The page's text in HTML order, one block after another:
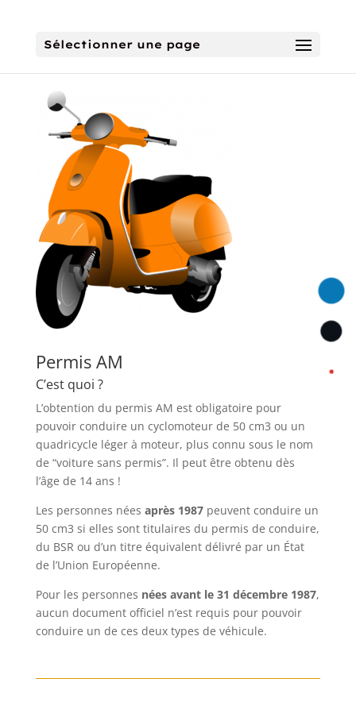
Sélectionner une page
Permis AM
C’est quoi ?
L’obtention du permis AM est obligatoire pour
pouvoir conduire un cyclomoteur de 50 cm3 ou un
quadricycle léger à moteur, plus connu sous le nom
de “voiture sans permis”. Il peut être obtenu dès
l’âge de 14 ans !
Les personnes nées après 1987peuvent conduire un
50 cm3 si elles sont titulaires du permis de conduire,
du BSR ou d’un titre équivalent délivré par un État
de l’Union Européenne.
Pour les personnes nées avant le 31 décembre 1987,
aucun document officiel n’est requis pour pouvoir
conduire un de ces deux types de véhicule.